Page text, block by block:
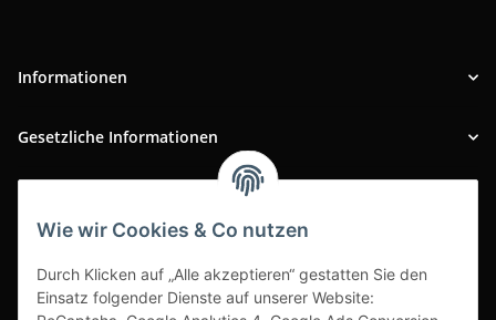
Wie wir Cookies & Co nutzen
Durch Klicken auf „Alle akzeptieren“ gestatten Sie den
Einsatz folgender Dienste auf unserer Website:
Informationen
Gesetzliche Informationen